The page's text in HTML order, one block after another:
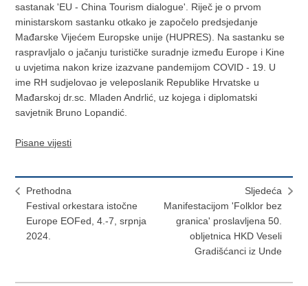
sastanak 'EU - China Tourism dialogue'. Riječ je o prvom
ministarskom sastanku otkako je započelo predsjedanje
Mađarske Vijećem Europske unije (HUPRES). Na sastanku se
raspravljalo o jačanju turističke suradnje između Europe i Kine
u uvjetima nakon krize izazvane pandemijom COVID - 19. U
ime RH sudjelovao je veleposlanik Republike Hrvatske u
Mađarskoj dr.sc. Mladen Andrlić, uz kojega i diplomatski
savjetnik Bruno Lopandić.
Pisane vijesti
Prethodna
Festival orkestara istočne
Europe EOFed, 4.-7, srpnja
2024.
Sljedeća
Manifestacijom 'Folklor bez
granica' proslavljena 50.
obljetnica HKD Veseli
Gradišćanci iz Unde